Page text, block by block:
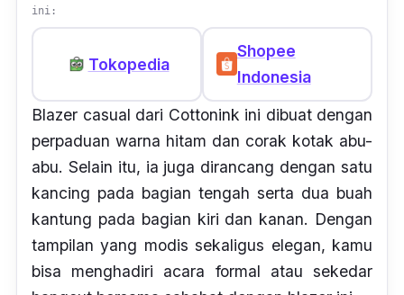
ini:
Tokopedia
Shopee
Indonesia
Blazer casual dari Cottonink ini dibuat dengan
perpaduan warna hitam dan corak kotak abu-
abu. Selain itu, ia juga dirancang dengan satu
kancing pada bagian tengah serta dua buah
kantung pada bagian kiri dan kanan. Dengan
tampilan yang modis sekaligus elegan, kamu
bisa menghadiri acara formal atau sekedar